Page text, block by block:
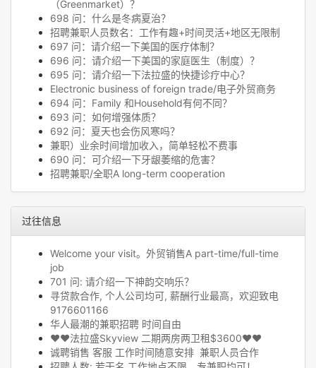
（Greenmarket）？
698 问：什么是冬病夏治？
招聘兼职人员数名：工作有趣+时间灵活+地区无限制
697 问：请介绍一下美国的医疗体制？
696 问：请介绍一下美国的家庭医生（制度）？
695 问：请介绍一下法拉盛的快捷诊疗中心？
Electronic business of foreign trade/电子外贸商务
694 问：Family 和Household有何不同？
693 问：如何增强体质？
692 问：夏天也会伤风寒吗？
兼职）业余时间增加收入，简单轻松不费事
690 问：可介绍一下牙龈萎缩的危害？
招聘兼职/全职A long-term cooperation
过往信息
Welcome your visit。外贸销售A part-time/full-time
job
701 问: 请介绍一下神韵交响乐？
寻贷款合作, 个人公司均可, 薪酬行业最高，欢迎致电
9176601166
华人最潮的兼职招聘 时间自由
❤❤法拉盛Skyview 二期两房两卫租$3600❤❤
诚聘销售 客服 工作时间随意安排 兼职人员合作